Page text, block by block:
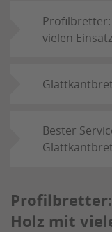
vielen
Bester
Holz mit